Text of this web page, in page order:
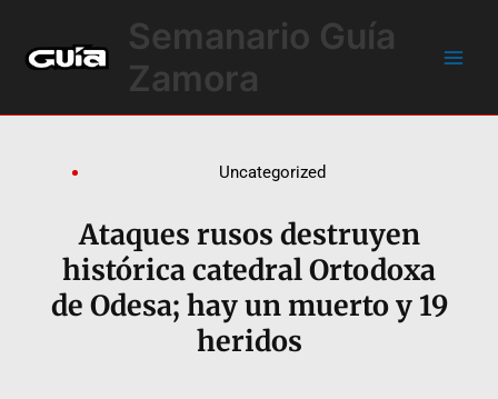
contenido
Semanario Guía
Zamora
Uncategorized
Ataques rusos destruyen
histórica catedral Ortodoxa
de Odesa; hay un muerto y 19
heridos